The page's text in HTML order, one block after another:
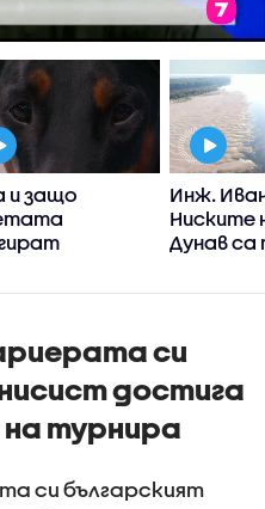
и защо
Инж.
Ниските
Дунав са
промени,
си
достига
турнира
си българският